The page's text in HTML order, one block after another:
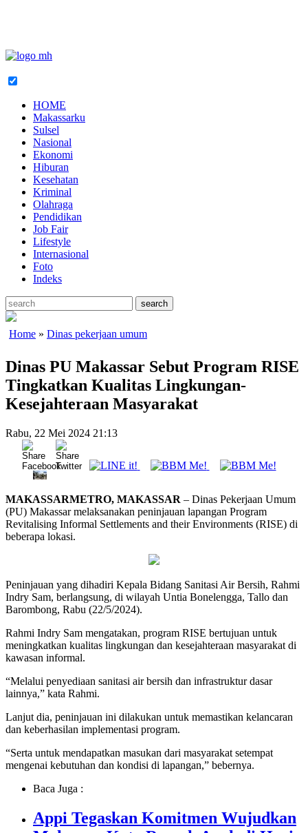
HOME
Makassarku
Sulsel
Nasional
Ekonomi
Hiburan
Kesehatan
Kriminal
Olahraga
Pendidikan
Job Fair
Lifestyle
Internasional
Foto
Indeks
Home » Dinas pekerjaan umum
Dinas PU Makassar Sebut Program RISE
Tingkatkan Kualitas Lingkungan-
Kesejahteraan Masyarakat
Rabu, 22 Mei 2024 21:13
MAKASSARMETRO, MAKASSAR – Dinas Pekerjaan Umum
(PU) Makassar melaksanakan peninjauan lapangan Program
Revitalising Informal Settlements and their Environments (RISE) di
beberapa lokasi.
Peninjauan yang dihadiri Kepala Bidang Sanitasi Air Bersih, Rahmi
Indry Sam, berlangsung, di wilayah Untia Bonelengga, Tallo dan
Barombong, Rabu (22/5/2024).
Rahmi Indry Sam mengatakan, program RISE bertujuan untuk
meningkatkan kualitas lingkungan dan kesejahteraan masyarakat di
kawasan informal.
“Melalui penyediaan sanitasi air bersih dan infrastruktur dasar
lainnya,” kata Rahmi.
Lanjut dia, peninjauan ini dilakukan untuk memastikan kelancaran
dan keberhasilan implementasi program.
“Serta untuk mendapatkan masukan dari masyarakat setempat
mengenai kebutuhan dan kondisi di lapangan,” bebernya.
Baca Juga :
Appi Tegaskan Komitmen Wujudkan